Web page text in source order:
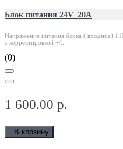
Блок питания 24V_20A
Напряжение питания блока ( входное)
с корректировкой +/..
(0)
1 600.00 р.
В корзину